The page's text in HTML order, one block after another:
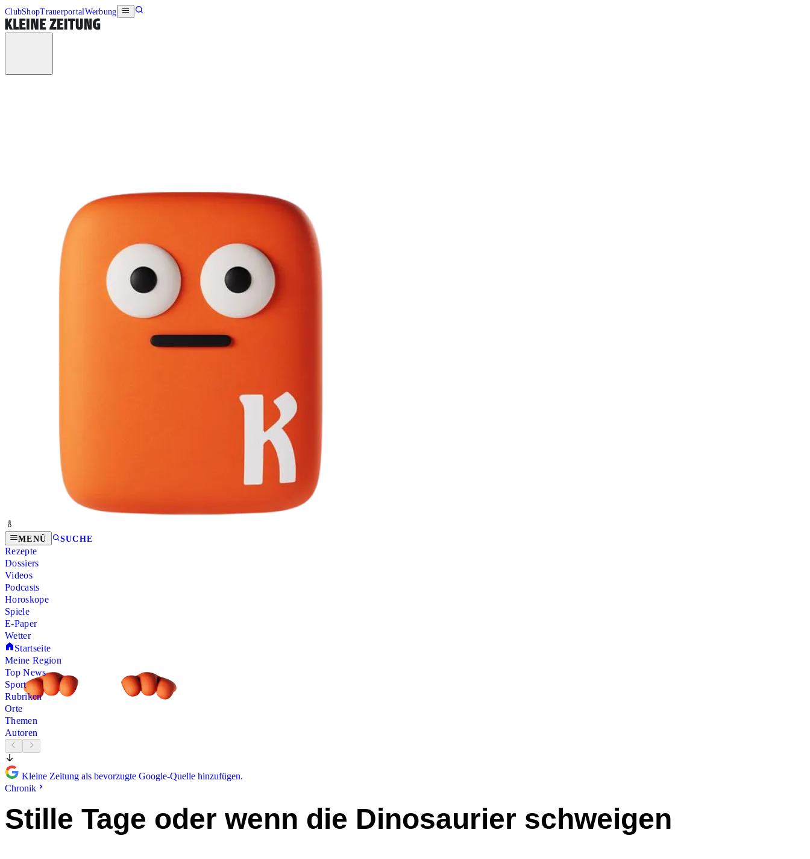
ClubShopTrauerportalWerbung
MENÜ SUCHE
Rezepte
Dossiers
Videos
Podcasts
Horoskope
Spiele
E-Paper
Wetter
Startseite
Meine Region
Top News
Sport
Rubriken
Orte
Themen
Autoren
Kleine Zeitung als bevorzugte Google-Quelle hinzufügen.
Chronik
Stille Tage oder wenn die Dinosaurier schweigen